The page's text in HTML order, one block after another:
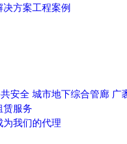
安全 城市地下综合管廊 广
赁服务
为我们的代理